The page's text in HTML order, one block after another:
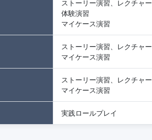
ストーリー演習、レクチャー
体験演習
マイケース演習
ストーリー演習、レクチャー
マイケース演習
ストーリー演習、レクチャー
マイケース演習
実践ロールプレイ